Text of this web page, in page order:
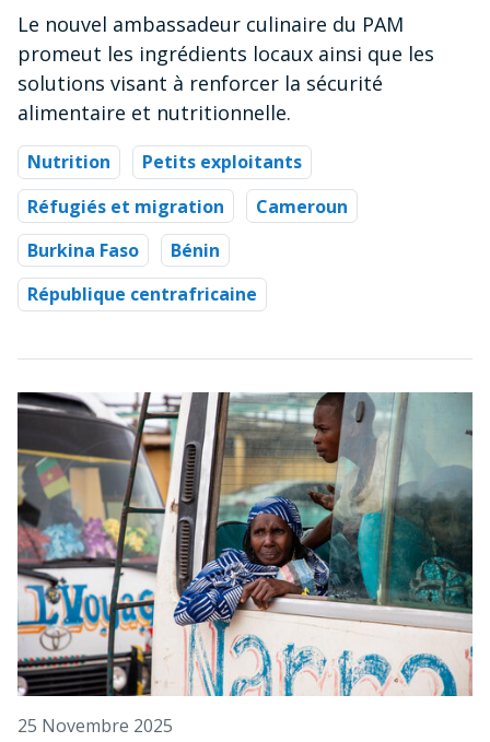
Le nouvel ambassadeur culinaire du PAM
promeut les ingrédients locaux ainsi que les
solutions visant à renforcer la sécurité
alimentaire et nutritionnelle.
Nutrition
Petits exploitants
Réfugiés et migration
Cameroun
Burkina Faso
Bénin
République centrafricaine
25 Novembre 2025